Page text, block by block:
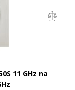
11 GHz na